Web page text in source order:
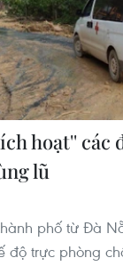
hoạt'' các
lũ
phố từ Đà
độ trực phòng